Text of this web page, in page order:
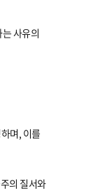
사유의
며, 이를
의 질서와